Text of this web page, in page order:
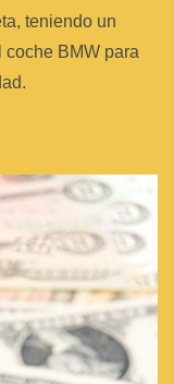
teniendo un
BMW para